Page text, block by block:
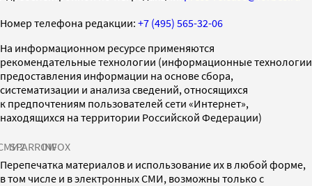
Номер телефона редакции: +7 (495) 565-32-06
На информационном ресурсе применяются
рекомендательные технологии (информационные технологии
предоставления информации на основе сбора,
систематизации и анализа сведений, относящихся
к предпочтениям пользователей сети «Интернет»,
находящихся на территории Российской Федерации)
SPARROWINFOX
Перепечатка материалов и использование их в любой форме,
в том числе и в электронных СМИ, возможны только с